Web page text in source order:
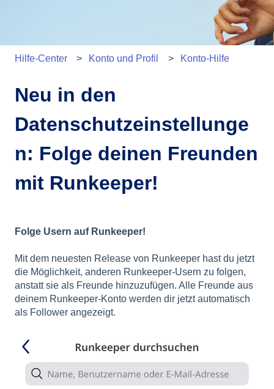
Hilfe-Center Konto und Profil Konto-Hilfe
Neu in den
Datenschutzeinstellunge
n: Folge deinen Freunden
mit Runkeeper!
Folge Usern auf Runkeeper!
Mit dem neuesten Release von Runkeeper hast du jetzt
die Möglichkeit, anderen Runkeeper-Usern zu folgen,
anstatt sie als Freunde hinzuzufügen. Alle Freunde aus
deinem Runkeeper-Konto werden dir jetzt automatisch
als Follower angezeigt.